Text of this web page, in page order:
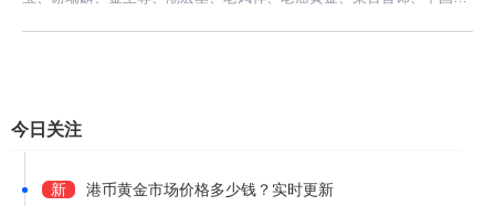
今日关注
新 港币黄金市场价格多少钱？实时更新